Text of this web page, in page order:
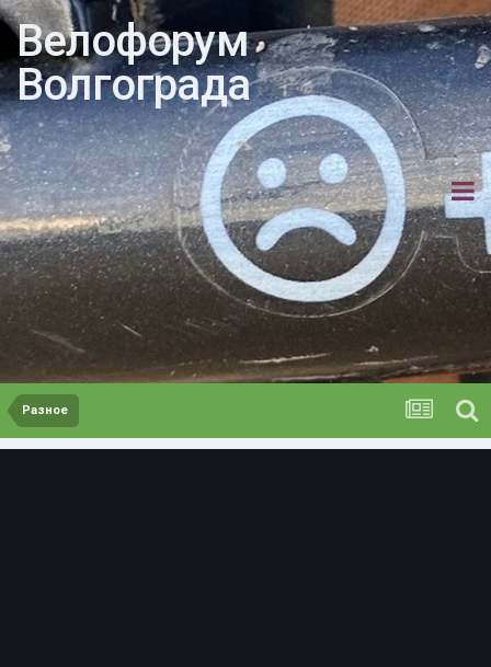
Велофорум
Волгограда
Разное